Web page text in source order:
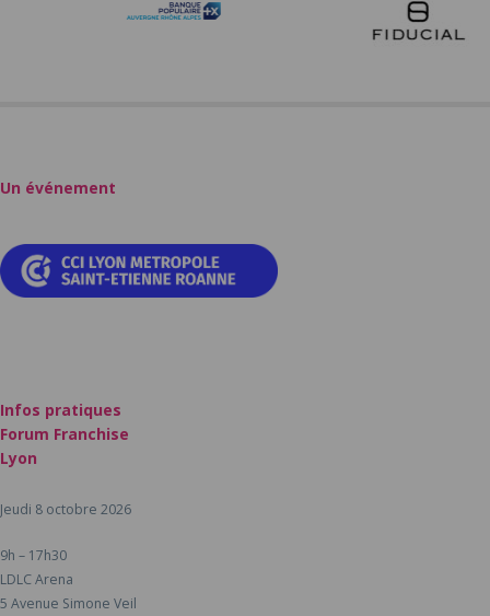
Un événement
Infos pratiques
Forum Franchise
Lyon
Jeudi 8 octobre 2026
9h – 17h30
LDLC Arena
5 Avenue Simone Veil